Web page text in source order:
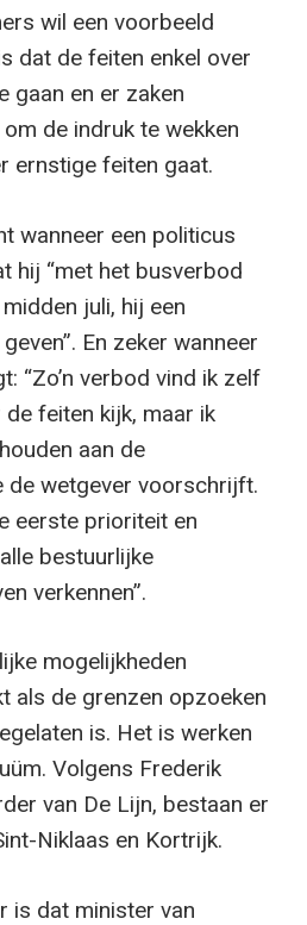
wil een voorbeeld
dat de feiten enkel over
gaan en er zaken
de indruk te wekken
ernstige feiten gaat.
wanneer een politicus
hij “met het busverbod
juli, hij een
En zeker wanneer
“Zo’n verbod vind ik zelf
feiten kijk, maar ik
aan de
de wetgever voorschrijft.
eerste prioriteit en
bestuurlijke
verkennen”.
mogelijkheden
als de grenzen opzoeken
is. Het is werken
Volgens Frederik
van De Lijn, bestaan er
Niklaas en Kortrijk.
is dat minister van